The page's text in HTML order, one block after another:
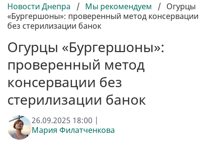
Новости Днепра / Мы рекомендуем / Огурцы
«Бургершоны»: проверенный метод консервации
без стерилизации банок
Огурцы «Бургершоны»:
проверенный метод
консервации без
стерилизации банок
26.09.2025 18:00 |
Мария Филатченкова